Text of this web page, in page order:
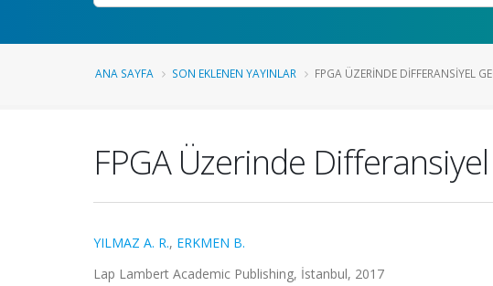
ANA SAYFA SON EKLENEN YAYINLAR FPGA ÜZERINDE DIFFERANSIYEL
FPGA Üzerinde
YILMAZ A. R., ERKMEN B.
Lap Lambert Academic Publishing, İstanbul, 2017